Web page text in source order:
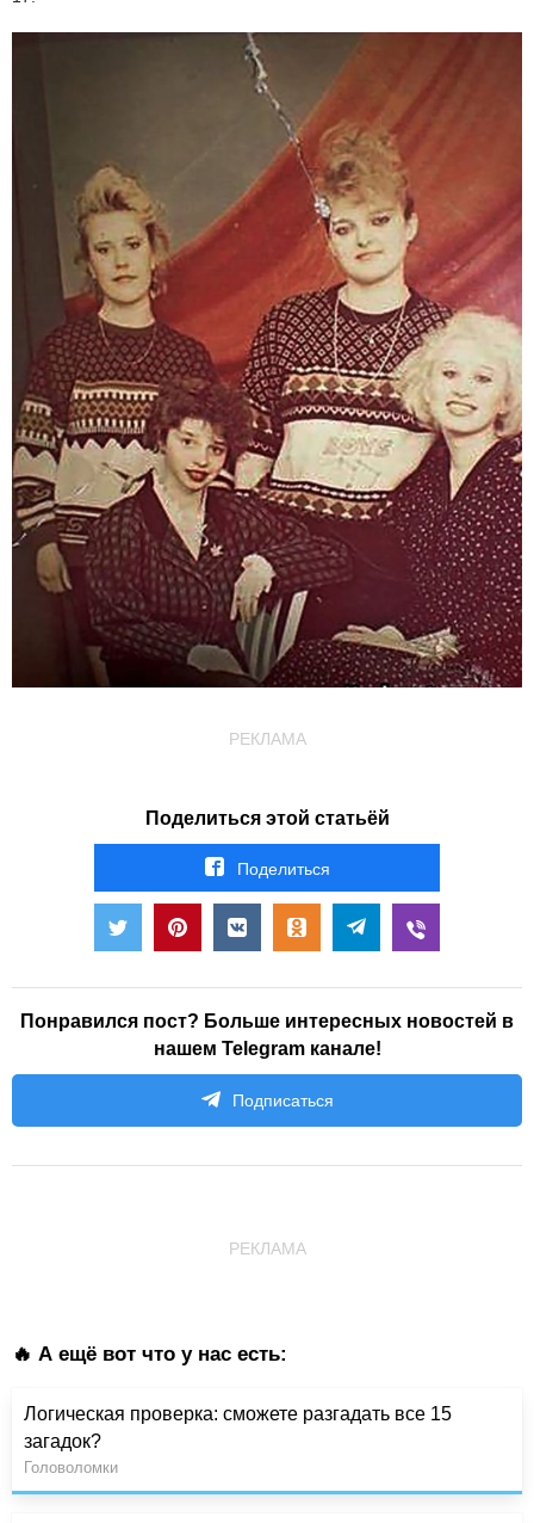
РЕКЛАМА
Поделиться этой статьёй
Поделиться
Понравился пост? Больше интересных новостей в
нашем Telegram канале!
Подписаться
РЕКЛАМА
🔥 А ещё вот что у нас есть:
Логическая проверка: сможете разгадать все 15
загадок?
Головоломки